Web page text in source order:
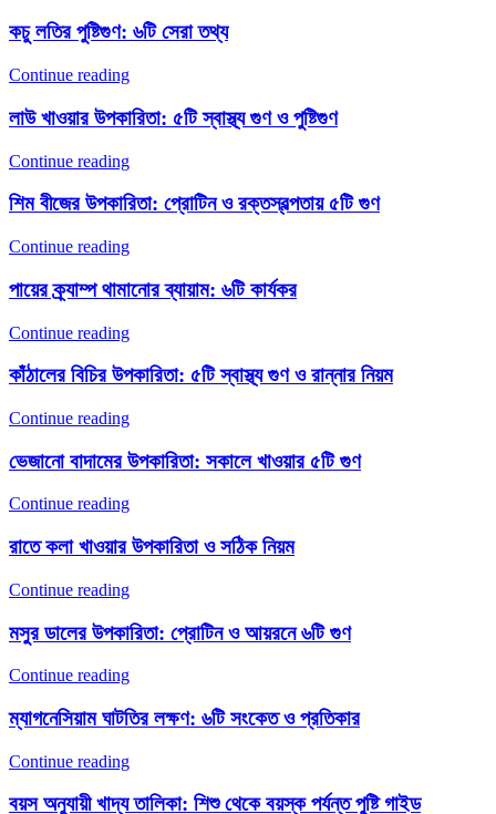
কচু লতির পুষ্টিগুণ: ৬টি সেরা তথ্য
Continue reading
লাউ খাওয়ার উপকারিতা: ৫টি স্বাস্থ্য গুণ ও পুষ্টিগুণ
Continue reading
শিম বীজের উপকারিতা: প্রোটিন ও রক্তস্বল্পতায় ৫টি গুণ
Continue reading
পায়ের ক্র্যাম্প থামানোর ব্যায়াম: ৬টি কার্যকর
Continue reading
কাঁঠালের বিচির উপকারিতা: ৫টি স্বাস্থ্য গুণ ও রান্নার নিয়ম
Continue reading
ভেজানো বাদামের উপকারিতা: সকালে খাওয়ার ৫টি গুণ
Continue reading
রাতে কলা খাওয়ার উপকারিতা ও সঠিক নিয়ম
Continue reading
মসুর ডালের উপকারিতা: প্রোটিন ও আয়রনে ৬টি গুণ
Continue reading
ম্যাগনেসিয়াম ঘাটতির লক্ষণ: ৬টি সংকেত ও প্রতিকার
Continue reading
বয়স অনুযায়ী খাদ্য তালিকা: শিশু থেকে বয়স্ক পর্যন্ত পুষ্টি গাইড